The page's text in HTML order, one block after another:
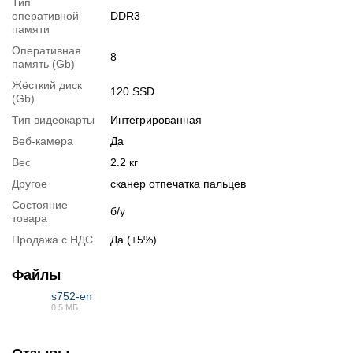
Тестирование процессора
p>
оперативной
памяти
DDR3
Оперативная
память (Gb)
8
Жёсткий диск
(Gb)
120 SSD
Тип видеокарты
Интегрированная
Веб-камера
Да
Вес
2.2 кг
Другое
сканер отпечатка пальцев
Состояние
товара
б/у
Продажа с НДС Да (+5%)
Файлы
s752-en
0.5 МБ